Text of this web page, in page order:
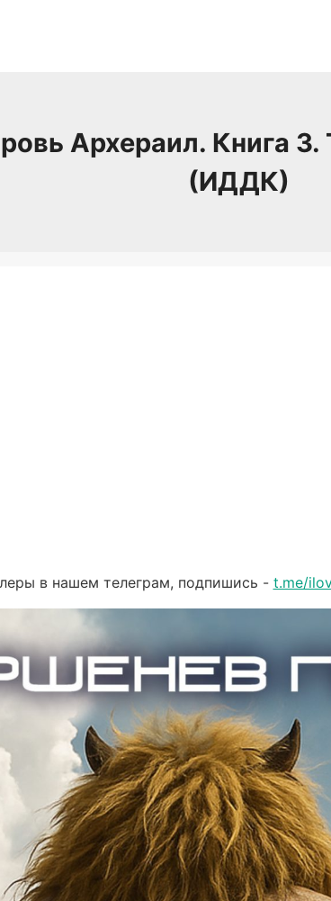
Архераил. Книга 3.
(ИДДК)
в нашем телеграм, подпишись - t.me/